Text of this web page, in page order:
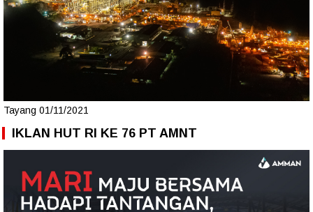
Tayang 01/11/2021
IKLAN HUT RI KE 76 PT AMNT